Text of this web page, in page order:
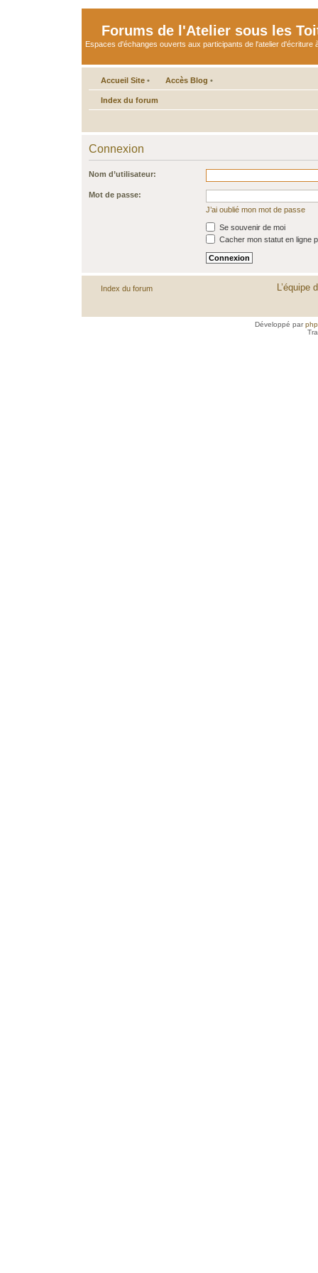
Forums de l'Atelier sous les
Espaces d'échanges ouverts aux participants de l'atelier d'écriture
Accueil Site • Accès Blog •
Index du forum
Connexion
Nom d’utilisateur:
Mot de passe:
J’ai oublié mon mot de passe
Se souvenir de moi
Cacher mon statut en ligne
Index du forum L’équipe
Développé par